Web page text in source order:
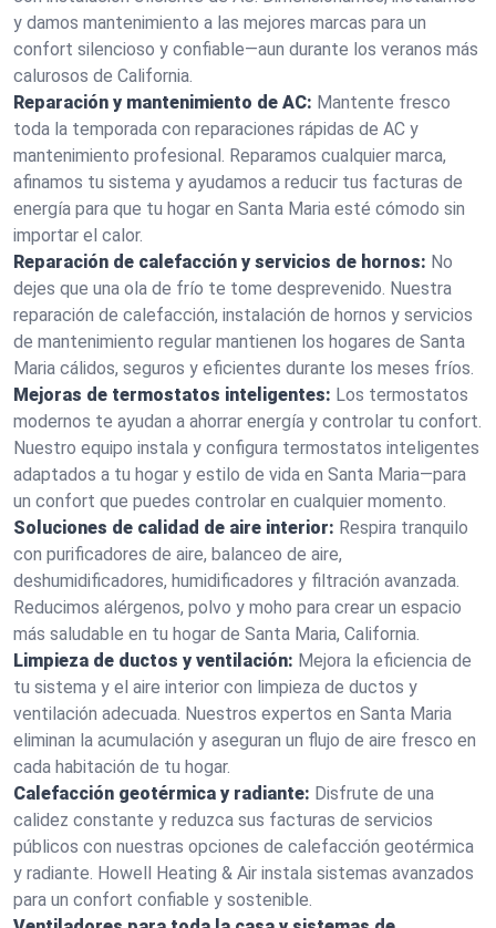
y damos mantenimiento a las mejores marcas para un
confort silencioso y confiable—aun durante los veranos más
calurosos de California.
Reparación y mantenimiento de AC: Mantente fresco
toda la temporada con reparaciones rápidas de AC y
mantenimiento profesional. Reparamos cualquier marca,
afinamos tu sistema y ayudamos a reducir tus facturas de
energía para que tu hogar en Santa Maria esté cómodo sin
importar el calor.
Reparación de calefacción y servicios de hornos: No
dejes que una ola de frío te tome desprevenido. Nuestra
reparación de calefacción, instalación de hornos y servicios
de mantenimiento regular mantienen los hogares de Santa
Maria cálidos, seguros y eficientes durante los meses fríos.
Mejoras de termostatos inteligentes: Los termostatos
modernos te ayudan a ahorrar energía y controlar tu confort.
Nuestro equipo instala y configura termostatos inteligentes
adaptados a tu hogar y estilo de vida en Santa Maria—para
un confort que puedes controlar en cualquier momento.
Soluciones de calidad de aire interior: Respira tranquilo
con purificadores de aire, balanceo de aire,
deshumidificadores, humidificadores y filtración avanzada.
Reducimos alérgenos, polvo y moho para crear un espacio
más saludable en tu hogar de Santa Maria, California.
Limpieza de ductos y ventilación: Mejora la eficiencia de
tu sistema y el aire interior con limpieza de ductos y
ventilación adecuada. Nuestros expertos en Santa Maria
eliminan la acumulación y aseguran un flujo de aire fresco en
cada habitación de tu hogar.
Calefacción geotérmica y radiante: Disfrute de una
calidez constante y reduzca sus facturas de servicios
públicos con nuestras opciones de calefacción geotérmica
y radiante. Howell Heating & Air instala sistemas avanzados
para un confort confiable y sostenible.